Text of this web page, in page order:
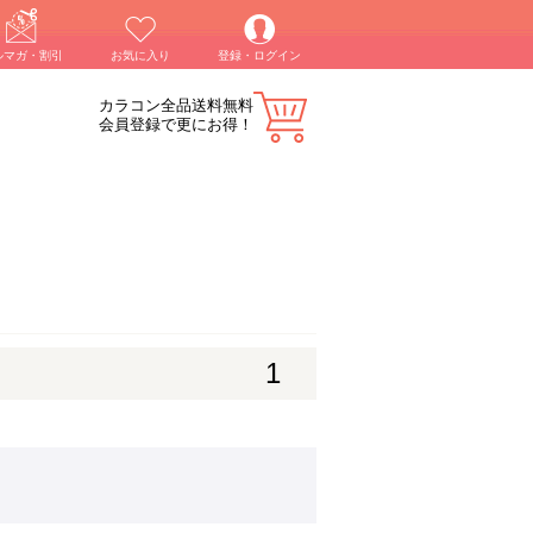
マガ・割引 お気に入り 登録・ログイン
カラコン全品送料無料
会員登録で更にお得！
1